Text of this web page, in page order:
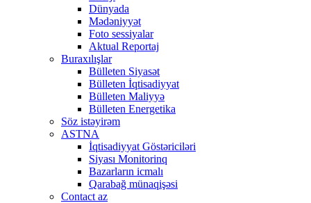
Dünyada
Mədəniyyət
Foto sessiyalar
Aktual Reportaj
Buraxılışlar
Bülleten Siyasət
Bülleten İqtisadiyyat
Bülleten Maliyyə
Bülleten Energetika
Söz istəyirəm
ASTNA
İqtisadiyyat Göstəriciləri
Siyası Monitorinq
Bazarların icmalı
Qarabağ münaqişəsi
Contact az